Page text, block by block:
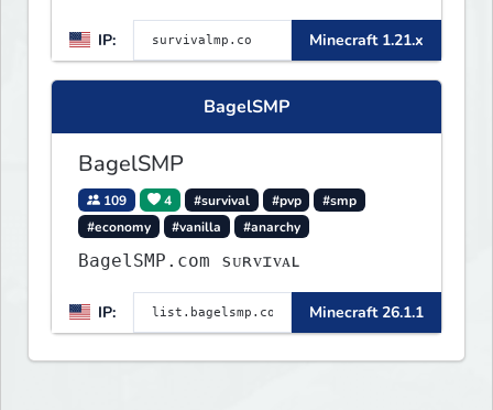
IP: Minecraft 1.21.x
BagelSMP
BagelSMP
109 4 #survival #pvp
#smp
#economy
#vanilla #anarchy
BagelSMP.com ѕᴜʀᴠɪᴠᴀʟ
IP: Minecraft 26.1.1